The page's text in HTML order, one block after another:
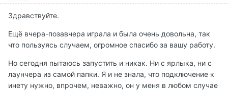
Здравствуйте.
Ещё вчера-позавчера играла и была очень довольна, так
что пользуясь случаем, огромное спасибо за вашу работу.
Но сегодня пытаюсь запустить и никак. Ни с ярлыка, ни с
лаунчера из самой папки. Я и не знала, что подключение к
инету нужно, впрочем, неважно, он у меня в любом случае